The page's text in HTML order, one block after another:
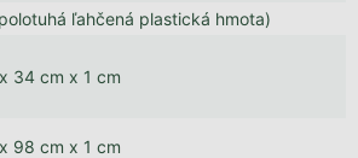
ľahčená plastická hmota)
34 cm x 1 cm
98 cm x 1 cm